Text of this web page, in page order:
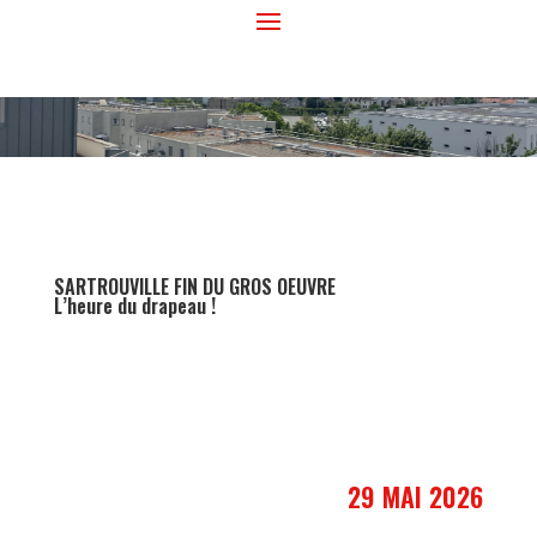
SARTROUVILLE FIN DU GROS OEUVRE
L’heure du drapeau !
29 MAI 2026